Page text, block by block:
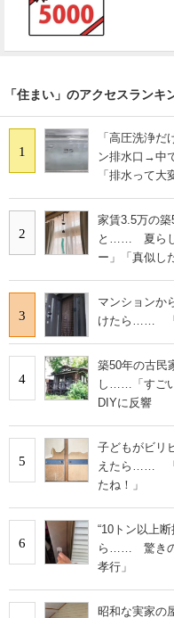
「住まい」のアクセスランキ
1
「高圧洗浄
ン排水口→中
「排水って大
2
家賃3.5万の
と…… 夏らし
ー」「真似し
3
マンションか
けたら…… 「
4
築50年の古民
し……「すご
DIYに反響
5
子どもがビリ
えたら…… 「
たね！」
6
“10トン以上
ら…… 驚きの
孝行」
昭和な実家の